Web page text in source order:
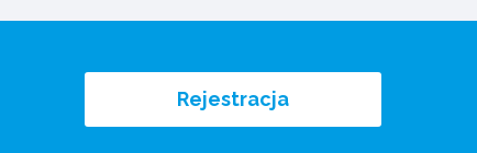
Rejestracja